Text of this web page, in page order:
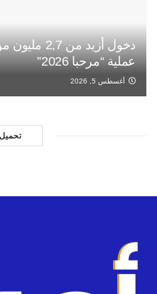
دخول أزيد
عملية “مرحبا 2026”
أغسطس 5, 2026